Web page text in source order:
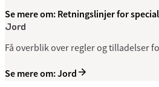
Se mere om: Retningslinjer for
Jord
Få overblik over regler og tilladelser
Se mere om: Jord